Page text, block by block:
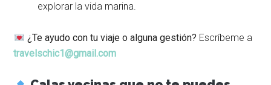
explorar la vida marina.
¿Te ayudo con tu viaje o alguna gestión? Escríbeme a
travelschic1@gmail.com